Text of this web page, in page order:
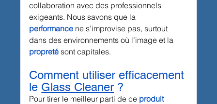
collaboration avec des professionnels
exigeants. Nous savons que la
performance ne s’improvise pas, surtout
dans des environnements où l’image et la
propreté sont capitales.
Comment utiliser efficacement
le Glass Cleaner ?
Pour tirer le meilleur parti de ce produit